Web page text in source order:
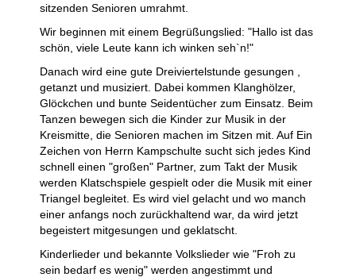
sitzenden Senioren umrahmt.
Wir beginnen mit einem Begrüßungslied: "Hallo ist das
schön, viele Leute kann ich winken seh`n!"
Danach wird eine gute Dreiviertelstunde gesungen ,
getanzt und musiziert. Dabei kommen Klanghölzer,
Glöckchen und bunte Seidentücher zum Einsatz. Beim
Tanzen bewegen sich die Kinder zur Musik in der
Kreismitte, die Senioren machen im Sitzen mit. Auf Ein
Zeichen von Herrn Kampschulte sucht sich jedes Kind
schnell einen "großen" Partner, zum Takt der Musik
werden Klatschspiele gespielt oder die Musik mit einer
Triangel begleitet. Es wird viel gelacht und wo manch
einer anfangs noch zurückhaltend war, da wird jetzt
begeistert mitgesungen und geklatscht.
Kinderlieder und bekannte Volkslieder wie "Froh zu
sein bedarf es wenig" werden angestimmt und